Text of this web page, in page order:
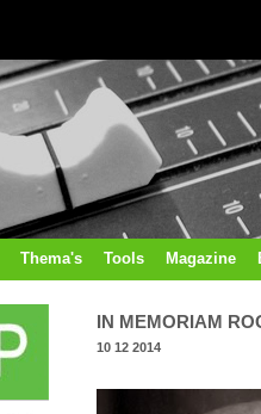
Thema's Tools Magazine
IN MEMORIAM
10 12 2014